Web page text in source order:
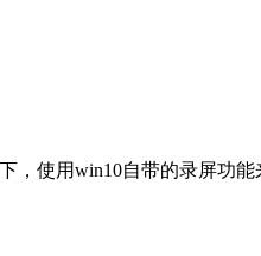
，使用win10自带的录屏功